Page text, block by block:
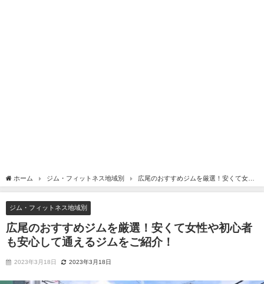
ホーム ジム・フィットネス地域別
広尾のおすすめジムを厳選！安くて女性
や初心者も安心して通えるジムをご紹介！
ジム・フィットネス地域別
広尾のおすすめジムを厳選！安くて女性や初心者
も安心して通えるジムをご紹介！
2023年3月18日 2023年3月18日